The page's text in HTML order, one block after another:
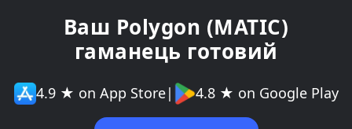
Ваш Polygon (MATIC)
гаманець готовий
4.9 ★ on App Store| 4.8 ★ on Google Play